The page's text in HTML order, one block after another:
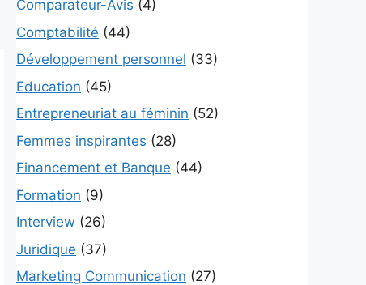
Comparateur-Avis (4)
Comptabilité (44)
Développement personnel (33)
Education (45)
Entrepreneuriat au féminin (52)
Femmes inspirantes (28)
Financement et Banque (44)
Formation (9)
Interview (26)
Juridique (37)
Marketing Communication (27)